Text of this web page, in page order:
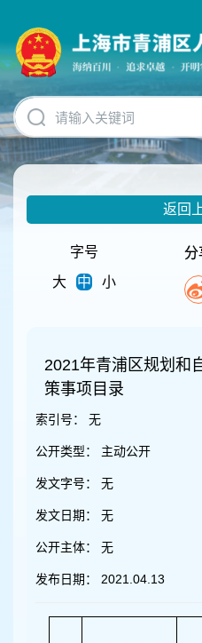
碍
操
明
跳
转
到
网
返回
字号
大
中 小
分
2021年青浦区规划和
策事项目录
索引号： 无
公开类型： 主动公开
发文字号： 无
发文日期： 无
公开主体： 无
发布日期： 2021.04.13